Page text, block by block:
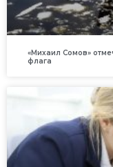
«Михаил Сомов»
флага